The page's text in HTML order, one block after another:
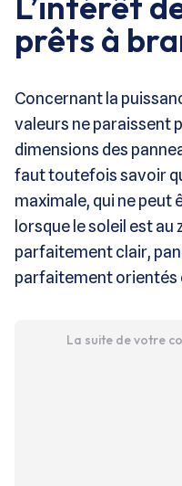
prêts à
Concernant la
valeurs ne paraissent
dimensions des
faut toutefois savoir
maximale, qui ne peut
lorsque le soleil est
parfaitement clair,
parfaitement orientés
La suite de votre